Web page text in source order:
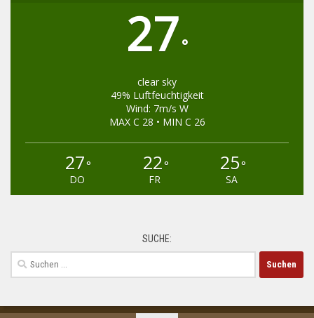
27°
clear sky
49% Luftfeuchtigkeit
Wind: 7m/s W
MAX C 28 • MIN C 26
27°
DO
22°
FR
25°
SA
SUCHE:
Suchen
nach: